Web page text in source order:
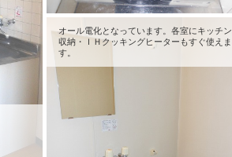
オール電化となっています。各室にキッチン
収納・ＩＨクッキングヒーターもすぐ使えま
す。